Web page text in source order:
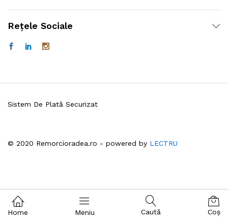
Rețele Sociale
© 2020 Remorcioradea.ro - powered by LECTRU
Sistem De Plată Securizat
Home Meniu Caută Coș